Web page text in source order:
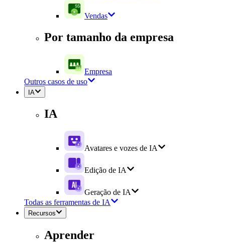
Vendas
Por tamanho da empresa
Empresa
Outros casos de uso
IA
IA
Avatares e vozes de IA
Edição de IA
Geração de IA
Todas as ferramentas de IA
Recursos
Aprender